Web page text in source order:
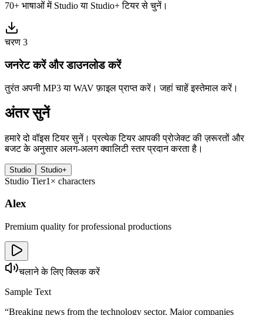
70+ भाषाओं में Studio या Studio+ टियर से चुनें।
चरण 3
जनरेट करें और डाउनलोड करें
तुरंत अपनी MP3 या WAV फ़ाइल प्राप्त करें। जहां चाहें इस्तेमाल करें।
अंतर सुनें
हमारे दो वॉइस टियर सुनें। प्रत्येक टियर आपकी प्रोजेक्ट की ज़रूरतों और
बजट के अनुसार अलग-अलग क्वालिटी स्तर प्रदान करता है।
Studio Studio+
Studio Tier1× characters
Alex
Premium quality for professional productions
चलाने के लिए क्लिक करें
Sample Text
“Breaking news from the technology sector. Major companies